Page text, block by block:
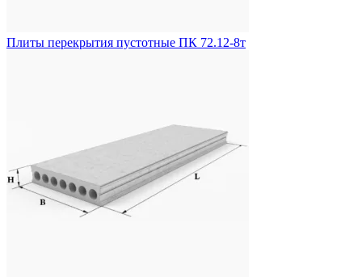
Плиты перекрытия пустотные ПК 72.12-8т